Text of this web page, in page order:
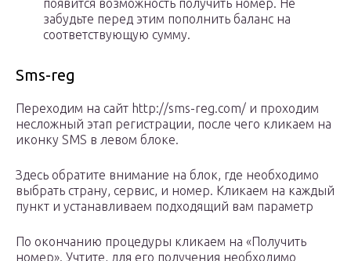
появится возможность получить номер. Не
забудьте перед этим пополнить баланс на
соответствующую сумму.
Sms-reg
Переходим на сайт http://sms-reg.com/ и проходим
несложный этап регистрации, после чего кликаем на
иконку SMS в левом блоке.
Здесь обратите внимание на блок, где необходимо
выбрать страну, сервис, и номер. Кликаем на каждый
пункт и устанавливаем подходящий вам параметр
По окончанию процедуры кликаем на «Получить
номер». Учтите, для его получения необходимо